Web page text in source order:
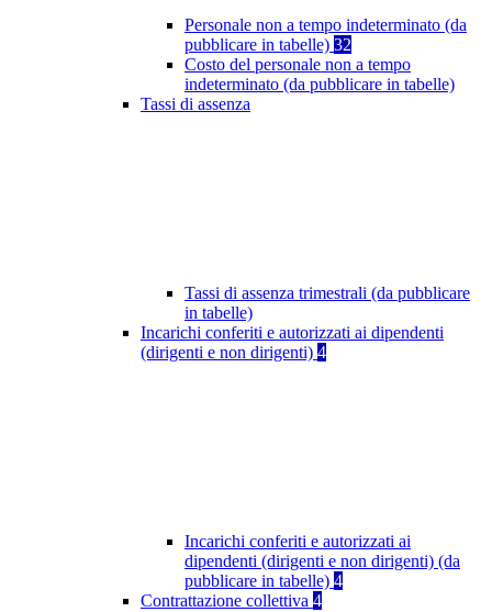
Personale non a tempo indeterminato (da
pubblicare in tabelle) 32
Costo del personale non a tempo
indeterminato (da pubblicare in tabelle)
Tassi di assenza
Tassi di assenza trimestrali (da pubblicare
in tabelle)
Incarichi conferiti e autorizzati ai dipendenti
(dirigenti e non dirigenti) 4
Incarichi conferiti e autorizzati ai
dipendenti (dirigenti e non dirigenti) (da
pubblicare in tabelle) 4
Contrattazione collettiva 4